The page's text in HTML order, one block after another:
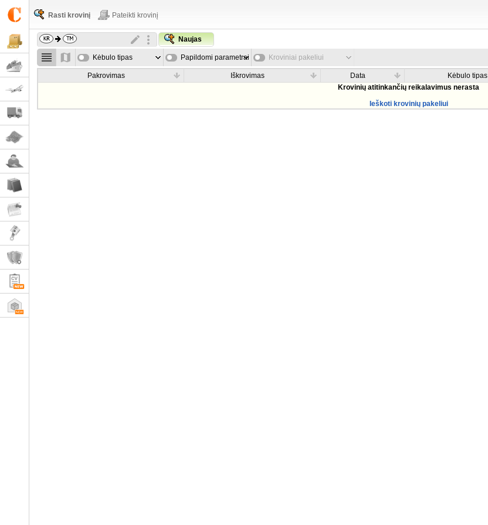
Rasti krovinį Pateikti krovinį
Naujas
Kėbulo tipas Papildomi parametrai Kroviniai pakeliui
Pakrovimas Iškrovimas Data Kėbulo tipas
Krovinių atitinkančių reikalavimus nerasta
Ieškoti krovinių pakeliui